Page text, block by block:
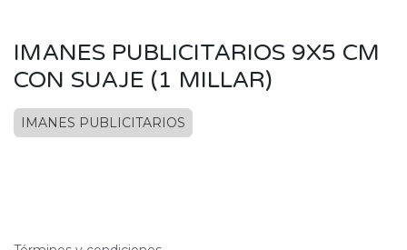
IMANES PUBLICITARIOS 9X5 CM
CON SUAJE (1 MILLAR)
IMANES PUBLICITARIOS